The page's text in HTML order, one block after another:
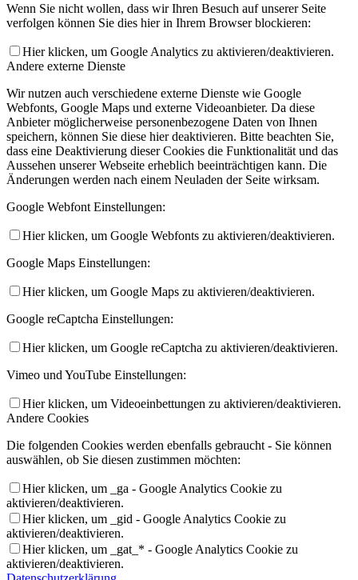
Wenn Sie nicht wollen, dass wir Ihren Besuch auf unserer Seite
verfolgen können Sie dies hier in Ihrem Browser blockieren:
Hier klicken, um Google Analytics zu aktivieren/deaktivieren.
Andere externe Dienste
Wir nutzen auch verschiedene externe Dienste wie Google
Webfonts, Google Maps und externe Videoanbieter. Da diese
Anbieter möglicherweise personenbezogene Daten von Ihnen
speichern, können Sie diese hier deaktivieren. Bitte beachten Sie,
dass eine Deaktivierung dieser Cookies die Funktionalität und das
Aussehen unserer Webseite erheblich beeinträchtigen kann. Die
Änderungen werden nach einem Neuladen der Seite wirksam.
Google Webfont Einstellungen:
Hier klicken, um Google Webfonts zu aktivieren/deaktivieren.
Google Maps Einstellungen:
Hier klicken, um Google Maps zu aktivieren/deaktivieren.
Google reCaptcha Einstellungen:
Hier klicken, um Google reCaptcha zu aktivieren/deaktivieren.
Vimeo und YouTube Einstellungen:
Hier klicken, um Videoeinbettungen zu aktivieren/deaktivieren.
Andere Cookies
Die folgenden Cookies werden ebenfalls gebraucht - Sie können
auswählen, ob Sie diesen zustimmen möchten:
Hier klicken, um _ga - Google Analytics Cookie zu
aktivieren/deaktivieren.
Hier klicken, um _gid - Google Analytics Cookie zu
aktivieren/deaktivieren.
Hier klicken, um _gat_* - Google Analytics Cookie zu
aktivieren/deaktivieren.